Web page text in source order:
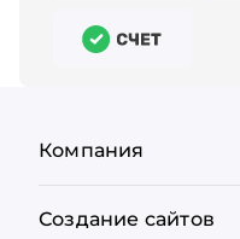
Компания
Создание сайтов